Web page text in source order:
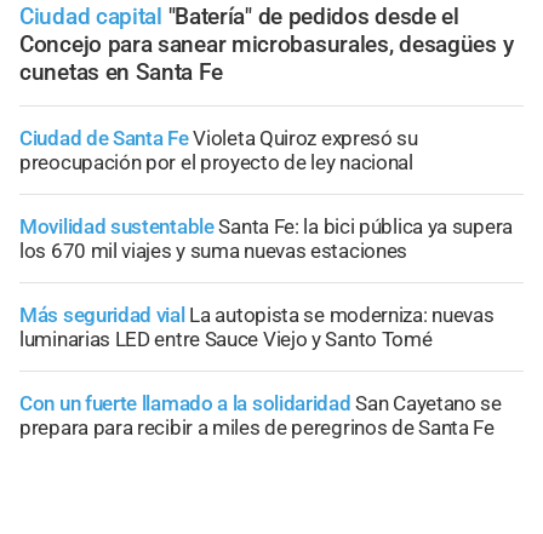
Ciudad capital "Batería" de pedidos desde el
Concejo para sanear microbasurales, desagües y
cunetas en Santa Fe
Ciudad de Santa FeVioleta Quiroz expresó su
preocupación por el proyecto de ley nacional
Movilidad sustentableSanta Fe: la bici pública ya supera
los 670 mil viajes y suma nuevas estaciones
Más seguridad vial La autopista se moderniza: nuevas
luminarias LED entre Sauce Viejo y Santo Tomé
Con un fuerte llamado a la solidaridad San Cayetano se
prepara para recibir a miles de peregrinos de Santa Fe